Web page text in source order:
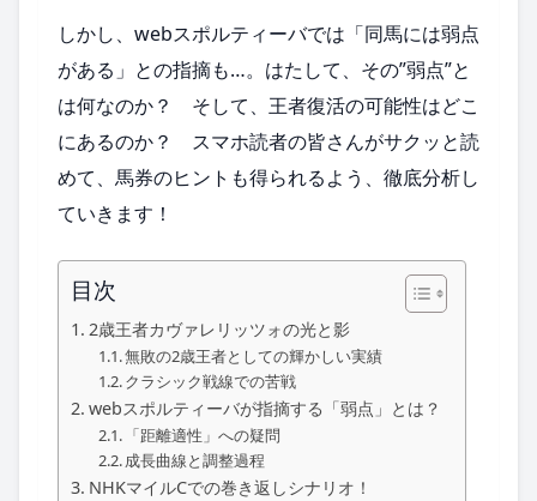
しかし、webスポルティーバでは「同馬には弱点
がある」との指摘も…。はたして、その”弱点”と
は何なのか？ そして、王者復活の可能性はどこ
にあるのか？ スマホ読者の皆さんがサクッと読
めて、馬券のヒントも得られるよう、徹底分析し
ていきます！
目次
2歳王者カヴァレリッツォの光と影
無敗の2歳王者としての輝かしい実績
クラシック戦線での苦戦
webスポルティーバが指摘する「弱点」とは？
「距離適性」への疑問
成長曲線と調整過程
NHKマイルCでの巻き返しシナリオ！